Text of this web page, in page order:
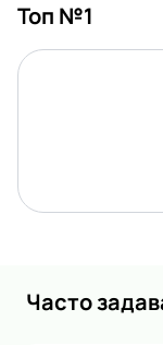
Топ №1
Часто